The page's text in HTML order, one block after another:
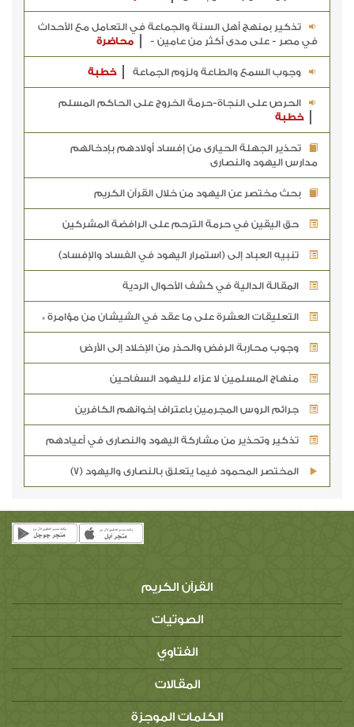
تذكير بمنهج أهل السنة والجماعة في التعامل مع الأحداث
في مصر - على مدى أكثر من عامين -
محاضرة
وجوب السمع والطاعة ولزوم الجماعة خطبة
الحرص على النجاة-حرمة الخروج على الحاكم المسلم
خطبة
تحذير الجهلة الحيارى من إفساد أولادهم بإدخالهم
مدارس اليهود والنصارى
بحث مختصر عن اليهود من خلال القرآن الكريم
حق اليقين في حرمة الترحم على الرافضة المشركين
تنبيه العباد إلى (استمرار اليهود في الفساد والإفساد)
المقالة الدالية في كشف الأحوال الردية
التعليقات العشرة على ما عقد في الشيشان من مؤامرة *
وجوب محاربة الرفض والحذر من الإخلاد إلى الأرض
منهاج المسلمين لا عزاء لليهود السفاحين
جرائم الروس المجرمين باعتراف إخوانهم الكافرين
تذكير وتحذير من مشاركة اليهود والنصارى في أعيادهم
المختصر المحمود فيما يتعلق بالنصارى واليهود (7)
القرآن الكريم
الصوتيات
الفتاوي
المقالات
الكلمات الموجزة